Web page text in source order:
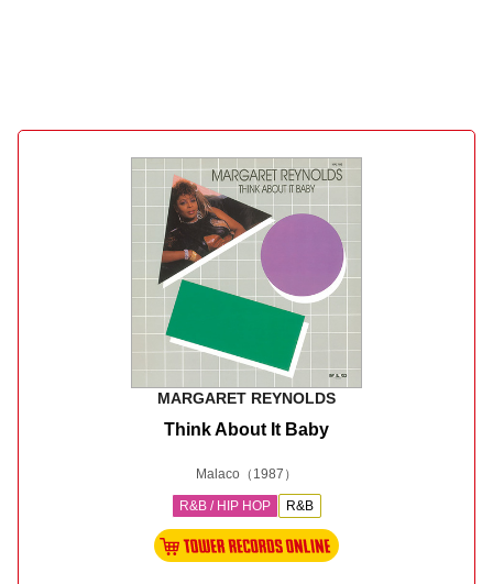
MARGARET REYNOLDS
Think About It Baby
Malaco （1987）
R&B / HIP HOP R&B